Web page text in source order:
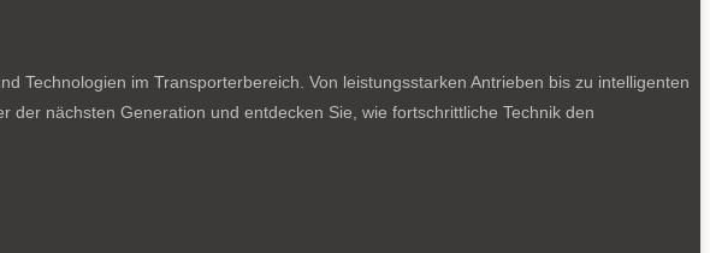
Technologien im Transporterbereich. Von leistungsstarken Antrieben bis zu intelligenten
nächsten Generation und entdecken Sie, wie fortschrittliche Technik den